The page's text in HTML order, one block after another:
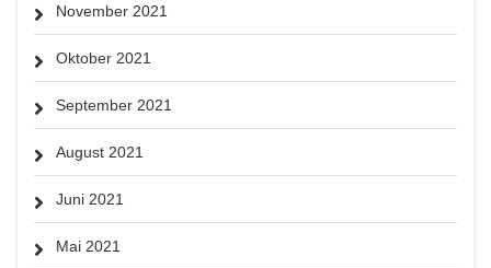
November 2021
Oktober 2021
September 2021
August 2021
Juni 2021
Mai 2021